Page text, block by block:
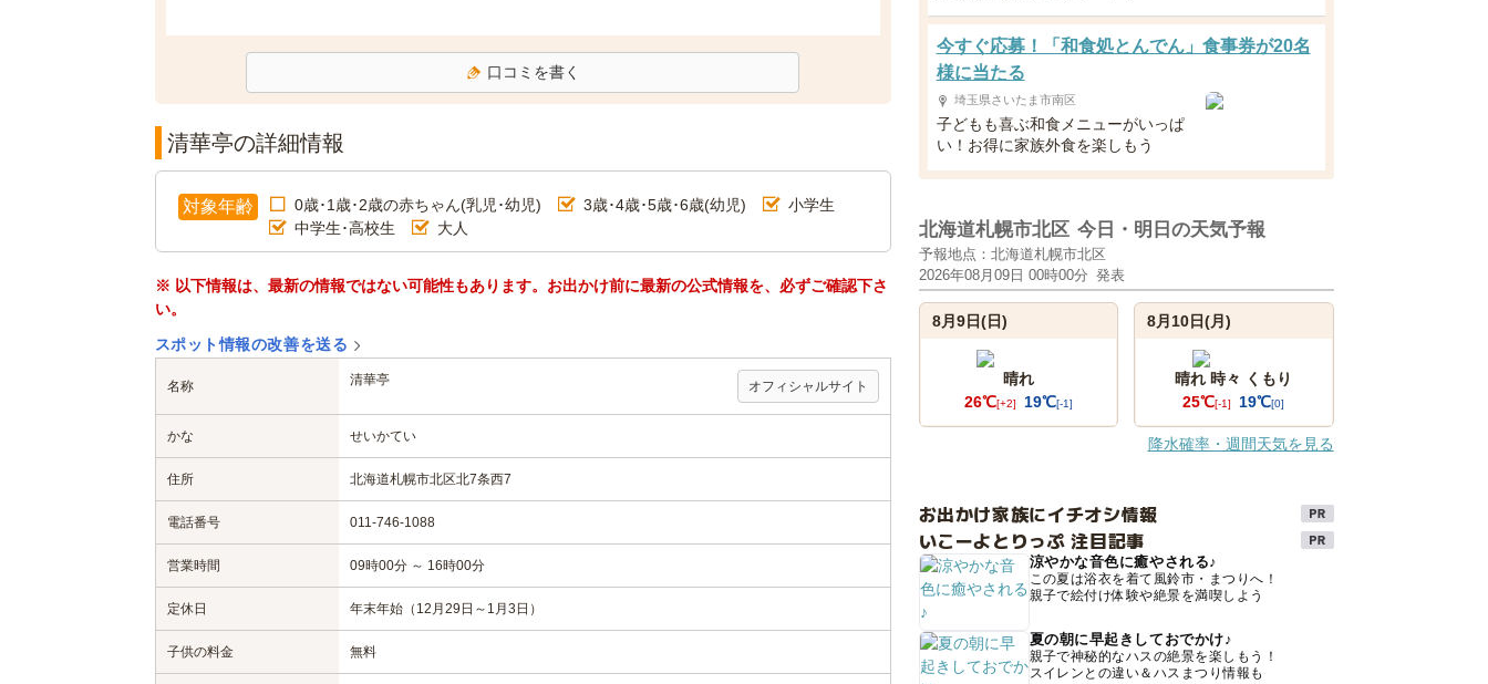
口コミを書く
清華亭の詳細情報
対象年齢 0歳･1歳･2歳の赤ちゃん(乳児･幼児) 3歳･4歳･5歳･6歳(幼児)
小学生
中学生･高校生
大人
※ 以下情報は、最新の情報ではない可能性もあります。お出かけ前に最新の公式情報を、必ずご確認下さ
い。
スポット情報の改善を送る
名称 清華亭 オフィシャルサイト
かな せいかてい
住所 北海道札幌市北区北7条西7
電話番号 011-746-1088
営業時間 09時00分 ～ 16時00分
定休日 年末年始（12月29日～1月3日）
子供の料金 無料
今すぐ応募！「和食処とんでん」食事券が20名
様に当たる
埼玉県さいたま市南区
子どもも喜ぶ和食メニューがいっぱ
い！お得に家族外食を楽しもう
北海道札幌市北区 今日・明日の天気予報
予報地点：北海道札幌市北区
2026年08月09日 00時00分 発表
8月9日(日)
晴れ
26℃[+2] 19℃[-1]
8月10日(月)
晴れ 時々 くもり
25℃[-1] 19℃[0]
降水確率・週間天気を見る
お出かけ家族にイチオシ情報
いこーよとりっぷ 注目記事
涼やかな音色に癒やされる♪
この夏は浴衣を着て風鈴市・まつりへ！
親子で絵付け体験や絶景を満喫しよう
夏の朝に早起きしておでかけ♪
親子で神秘的なハスの絶景を楽しもう！
スイレンとの違い＆ハスまつり情報も